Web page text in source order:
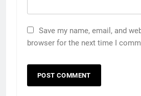
Save my name, email, and
browser for the next time I